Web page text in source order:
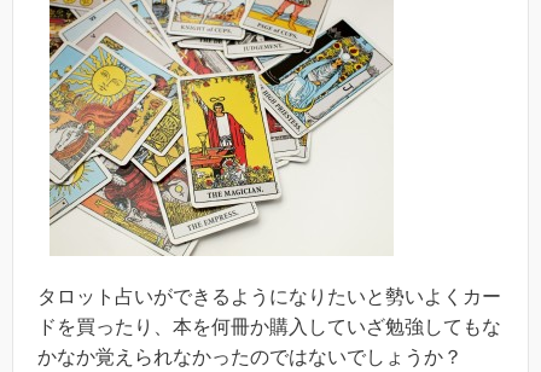
タロット占いができるようになりたいと勢いよくカー
ドを買ったり、本を何冊か購入していざ勉強してもな
かなか覚えられなかったのではないでしょうか？